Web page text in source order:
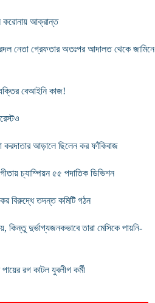
করোনায় আক্রান্ত
নেতা গ্রেফতার অতঃপর আদালত থেকে জামিনে
বেআইনি কাজ!
করদাতার আড়ালে ছিলেন কর ফাঁকিবাজ
চ্যাম্পিয়ন ৫৫ পদাতিক ডিভিশন
বিরুদ্ধে তদন্ত কমিটি গঠন
কিন্তু দুর্ভাগ্যজনকভাবে তারা মেসিকে পায়নি-
রগ কাটল যুবলীগ কর্মী